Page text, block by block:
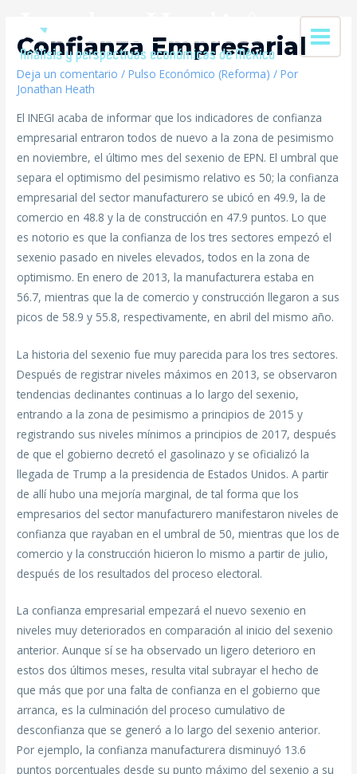
Confianza Empresarial
Deja un comentario /Pulso Económico (Reforma) / Por
Jonathan Heath
El INEGI acaba de informar que los indicadores de confianza
empresarial entraron todos de nuevo a la zona de pesimismo
en noviembre, el último mes del sexenio de EPN. El umbral que
separa el optimismo del pesimismo relativo es 50; la confianza
empresarial del sector manufacturero se ubicó en 49.9, la de
comercio en 48.8 y la de construcción en 47.9 puntos. Lo que
es notorio es que la confianza de los tres sectores empezó el
sexenio pasado en niveles elevados, todos en la zona de
optimismo. En enero de 2013, la manufacturera estaba en
56.7, mientras que la de comercio y construcción llegaron a sus
picos de 58.9 y 55.8, respectivamente, en abril del mismo año.
La historia del sexenio fue muy parecida para los tres sectores.
Después de registrar niveles máximos en 2013, se observaron
tendencias declinantes continuas a lo largo del sexenio,
entrando a la zona de pesimismo a principios de 2015 y
registrando sus niveles mínimos a principios de 2017, después
de que el gobierno decretó el gasolinazo y se oficializó la
llegada de Trump a la presidencia de Estados Unidos. A partir
de allí hubo una mejoría marginal, de tal forma que los
empresarios del sector manufacturero manifestaron niveles de
confianza que rayaban en el umbral de 50, mientras que los de
comercio y la construcción hicieron lo mismo a partir de julio,
después de los resultados del proceso electoral.
La confianza empresarial empezará el nuevo sexenio en
niveles muy deteriorados en comparación al inicio del sexenio
anterior. Aunque sí se ha observado un ligero deterioro en
estos dos últimos meses, resulta vital subrayar el hecho de
que más que por una falta de confianza en el gobierno que
arranca, es la culminación del proceso cumulativo de
desconfianza que se generó a lo largo del sexenio anterior.
Por ejemplo, la confianza manufacturera disminuyó 13.6
puntos porcentuales desde su punto máximo del sexenio a su